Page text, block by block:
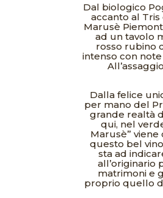
Dal biologico
accanto al Tris
Marusè
ad un tavolo
rosso rubino
intenso con
Dalla felice
per mano del
grande realtà
qui, nel
Marusè” viene
questo bel
sta ad
all’originario
matrimoni e
proprio quello